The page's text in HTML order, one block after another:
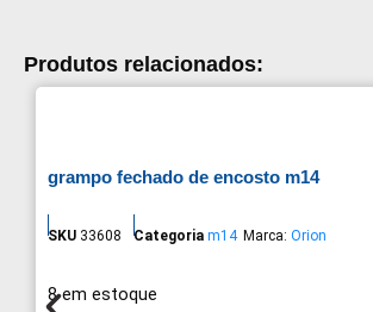
Produtos relacionados:
grampo fechado de encosto m14
SKU 33608 Categoria m14 Marca: Orion
8 em estoque